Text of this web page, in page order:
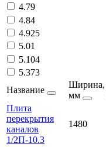
4.79
4.84
4.925
5.01
5.104
5.373
Название
Ширина,
мм
Плита
перекрытия
каналов
1/2П-10.3
1480